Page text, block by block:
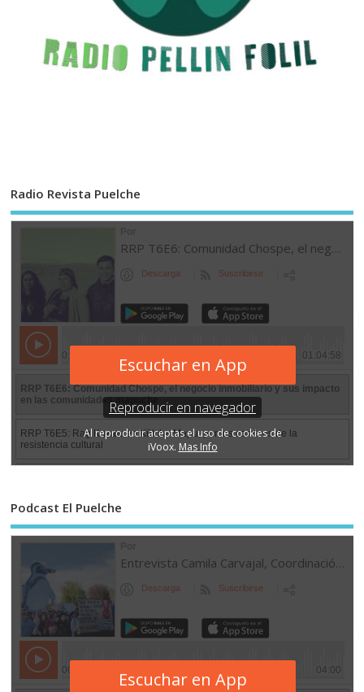
Radio Revista Puelche
Podcast El Puelche